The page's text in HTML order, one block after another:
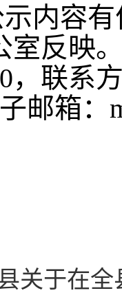
内容
室反映
，联系
邮箱：
关于在